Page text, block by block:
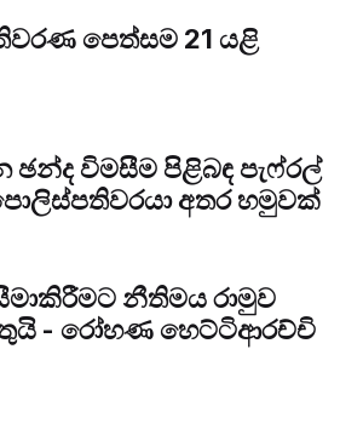
පෙත්සම 21 යළි
ඡන්ද විමසීම පිළිබඳ පැෆ්රල්
අතර හමුවක්
නීතිමය රාමුව
- රෝහණ හෙට්ටිආරච්චි